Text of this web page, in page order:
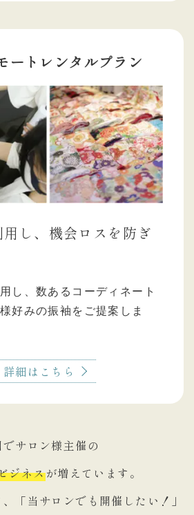
ートレンタルプラン
し、機会ロスを防ぎ
し、数あるコーディネート
好みの振袖をご提案しま
詳細はこちら
でサロン様主催の
ジネスが増えています。
「当サロンでも開催したい！」